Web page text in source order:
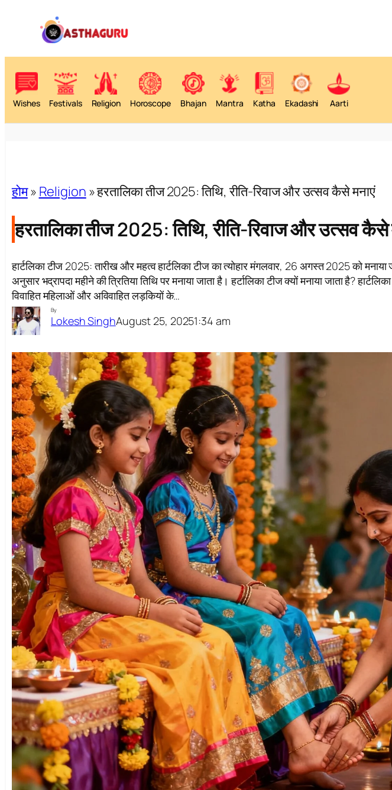
Wishes Festivals Religion Horoscope Bhajan Mantra Katha Ekadashi Aarti
होम» Religion »हरतालिका तीज 2025: तिथि, रीति-रिवाज और उत्सव कैसे मनाएं
हरतालिका तीज 2025: तिथि, रीति-रिवाज और उत्सव कैसे
हार्टलिका टीज 2025: तारीख और महत्व हार्टलिका टीज का त्योहार मंगलवार, 26 अगस्त 2025 को
अनुसार भद्रापदा महीने की त्रितिया तिथि पर मनाया जाता है। हर्टालिका टीज क्यों मनाया जाता है?
विवाहित महिलाओं और अविवाहित लड़कियों के…
By
Lokesh SinghAugust 25, 20251:34 am